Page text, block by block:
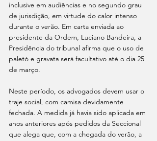
inclusive em audiências e no segundo grau
de jurisdição, em virtude do calor intenso
durante o verão. Em carta enviada ao
presidente da Ordem, Luciano Bandeira, a
Presidência do tribunal afirma que o uso de
paletó e gravata será facultativo até o dia 25
de março.
Neste período, os advogados devem usar o
traje social, com camisa devidamente
fechada. A medida já havia sido aplicada em
anos anteriores após pedidos da Seccional
que alega que, com a chegada do verão, a